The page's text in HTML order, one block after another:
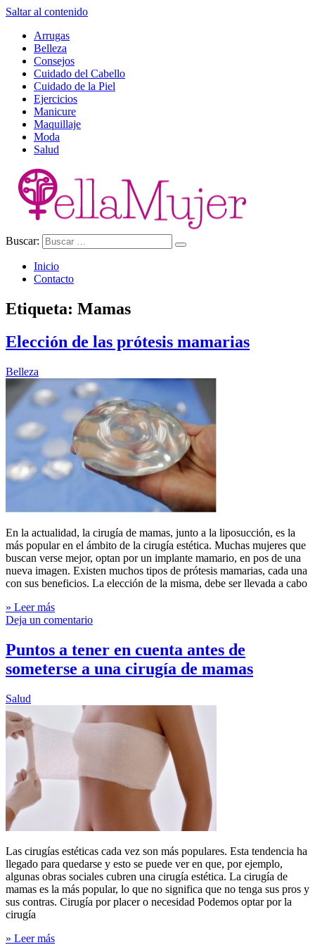
Saltar al contenido
Arrugas
Belleza
Consejos
Cuidado del Cabello
Cuidado de la Piel
Ejercicios
Manicure
Maquillaje
Moda
Salud
Ella Mujer
Buscar:
Inicio
Contacto
Etiqueta: Mamas
Elección de las prótesis mamarias
Belleza
En la actualidad, la cirugía de mamas, junto a la liposucción, es la
más popular en el ámbito de la cirugía estética. Muchas mujeres que
buscan verse mejor, optan por un implante mamario, en pos de una
nueva imagen. Existen muchos tipos de prótesis mamarias, cada una
con sus beneficios. La elección de la misma, debe ser llevada a cabo
» Leer más
Deja un comentario
Puntos a tener en cuenta antes de
someterse a una cirugía de mamas
Salud
Las cirugías estéticas cada vez son más populares. Esta tendencia ha
llegado para quedarse y esto se puede ver en que, por ejemplo,
algunas obras sociales cubren una cirugía estética. La cirugía de
mamas es la más popular, lo que no significa que no tenga sus pros y
sus contras. Cirugía por placer o necesidad Podemos optar por la
cirugía
» Leer más